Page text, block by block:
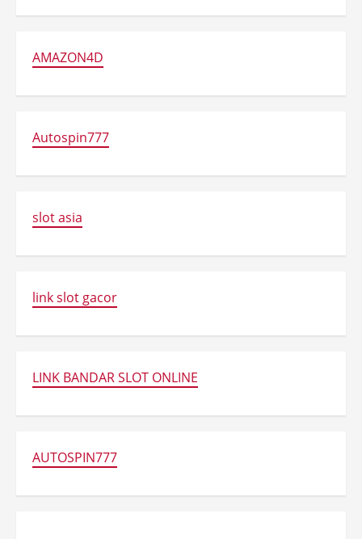
AMAZON4D
Autospin777
slot asia
link slot gacor
LINK BANDAR SLOT ONLINE
AUTOSPIN777